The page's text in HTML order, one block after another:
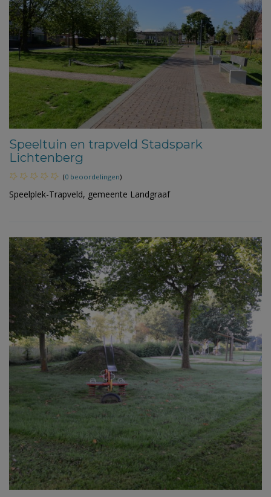
Speeltuin en trapveld Stadspark
Lichtenberg
(0 beoordelingen)
Speelplek-Trapveld, gemeente Landgraaf